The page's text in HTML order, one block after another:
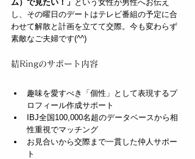
ム）で見たい！」 という女性が男性へお伝え
し、その曜日のデートはテレビ番組の予定に合
わせて解散と計画を立てて交際。今も変わらず
素敵なご夫婦です(^^)
結Ringのサポート内容
趣味を愛すべき「個性」として表現するプ
ロフィール作成サポート
IBJ全国100,000名超のデータベースから相
性重視でマッチング
お見合いから交際まで一貫した仲人サポー
ト